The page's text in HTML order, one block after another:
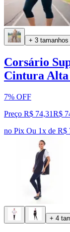
+ 3 tamanhos
Corsário
Cintura Alta
7% OFF
Preço R$ 74,31R$
no Pix Ou 1x de R$
+ 4